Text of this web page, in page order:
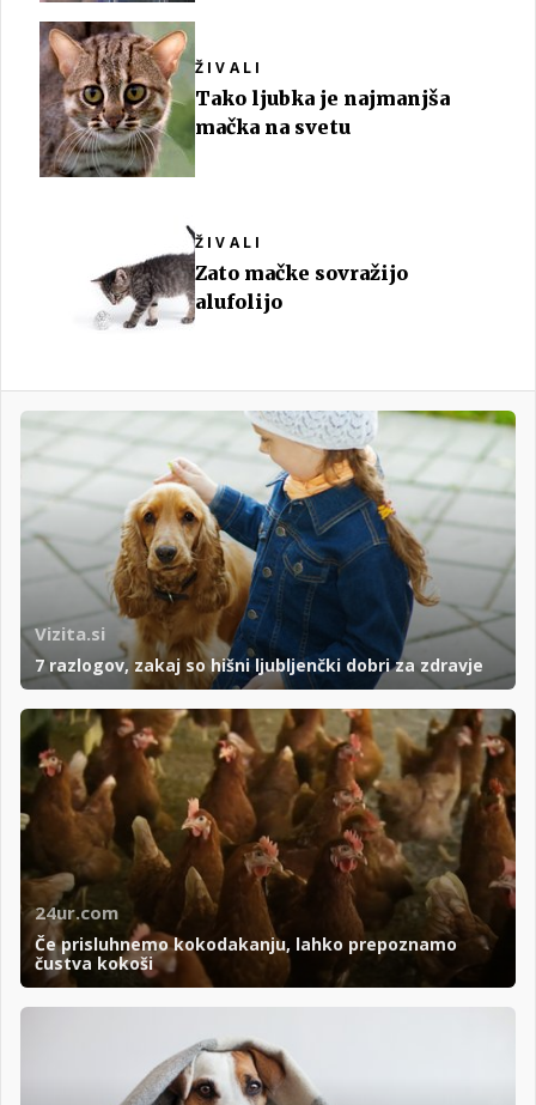
ŽIVALI
Tako ljubka je najmanjša
mačka na svetu
ŽIVALI
Zato mačke sovražijo
alufolijo
Vizita.si
7 razlogov, zakaj so hišni ljubljenčki dobri za zdravje
24ur.com
Če prisluhnemo kokodakanju, lahko prepoznamo
čustva kokoši